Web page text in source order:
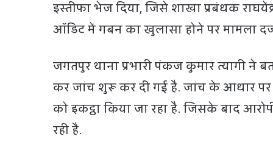
इस्तीफा भेज दिया, जिसे शाखा प्रबंधक
ऑडिट में गबन का खुलासा होने पर मामला
जगतपुर थाना प्रभारी पंकज कुमार त्यागी
कर जांच शुरू कर दी गई है. जांच के आधार पर
को इकट्ठा किया जा रहा है. जिसके बाद
रही है.